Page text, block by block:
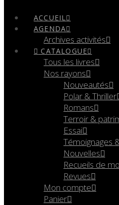
ACCUEIL
AGENDA
Archives activités
CATALOGUE
Tous les livres
Nos rayons
Nouveautés
Polar & Thriller
Romans
Terroir &
Essai
Témoignages
Nouvelles
Recueils de
Revues
Mon compte
Panier